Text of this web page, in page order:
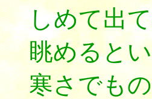
しめて出
眺めると
寒さでも